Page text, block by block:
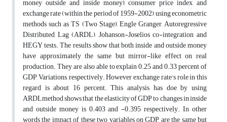
money outside and inside money), consumer price index, and
exchange rate (within the period of 1959-2002), using econometric
methods such as TS (Two Stage), Engle Granger, Autoregressive
Distributed Lag (ARDL), Johanson-Joselios co-integration and
HEGY tests. The results show that both inside and outside money
have approximately the same but mirror-like effect on real
production. They are also able to explain 0.25 and 0.33 percent of
GDP Variations, respectively. However exchange rate's role in this
regard is about 16 percent. This analysis has doe by using
ARDLmethod shows that the elasticity of GDP to changes in inside
and outside money is 0.403 and -0.395 respectively. In other